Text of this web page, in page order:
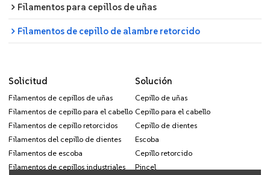
Filamentos para cepillos de uñas
Filamentos de cepillo de alambre retorcido
Solicitud
Filamentos de cepillos de uñas
Filamentos de cepillo para el cabello
Filamentos de cepillo retorcidos
Filamentos del cepillo de dientes
Filamentos de escoba
Filamentos de cepillos industriales
Solución
Cepillo de uñas
Cepillo para el cabello
Cepillo de dientes
Escoba
Cepillo retorcido
Pincel